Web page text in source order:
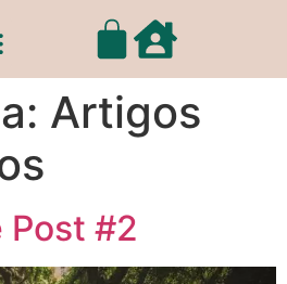
Artigos
Post #2